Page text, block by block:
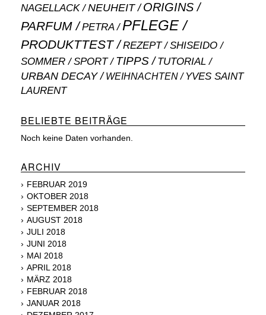
NAGELLACK NEUHEIT ORIGINS
PARFUM PETRA PFLEGE
PRODUKTTEST REZEPT SHISEIDO
SOMMER SPORT TIPPS TUTORIAL
URBAN DECAY WEIHNACHTEN
YVES SAINT
LAURENT
BELIEBTE BEITRÄGE
Noch keine Daten vorhanden.
ARCHIV
FEBRUAR 2019
OKTOBER 2018
SEPTEMBER 2018
AUGUST 2018
JULI 2018
JUNI 2018
MAI 2018
APRIL 2018
MÄRZ 2018
FEBRUAR 2018
JANUAR 2018